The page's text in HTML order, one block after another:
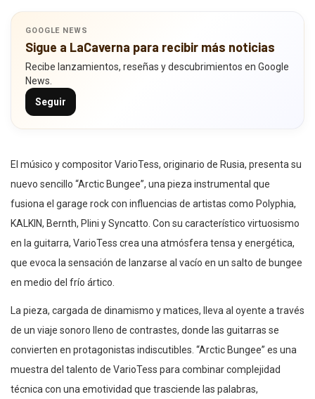
GOOGLE NEWS
Sigue a LaCaverna para recibir más noticias
Recibe lanzamientos, reseñas y descubrimientos en Google
News.
Seguir
El músico y compositor VarioTess, originario de Rusia, presenta su
nuevo sencillo “Arctic Bungee”, una pieza instrumental que
fusiona el garage rock con influencias de artistas como Polyphia,
KALKIN, Bernth, Plini y Syncatto. Con su característico virtuosismo
en la guitarra, VarioTess crea una atmósfera tensa y energética,
que evoca la sensación de lanzarse al vacío en un salto de bungee
en medio del frío ártico.
La pieza, cargada de dinamismo y matices, lleva al oyente a través
de un viaje sonoro lleno de contrastes, donde las guitarras se
convierten en protagonistas indiscutibles. “Arctic Bungee” es una
muestra del talento de VarioTess para combinar complejidad
técnica con una emotividad que trasciende las palabras,